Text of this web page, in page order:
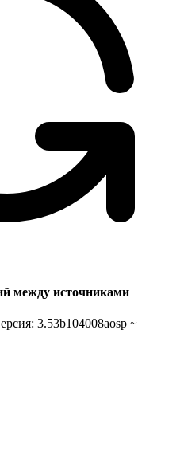
между источниками
3.53b104008aosp ~